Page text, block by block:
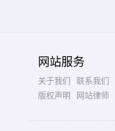
网站服务
关于我们 联系我们
版权声明
网站律师